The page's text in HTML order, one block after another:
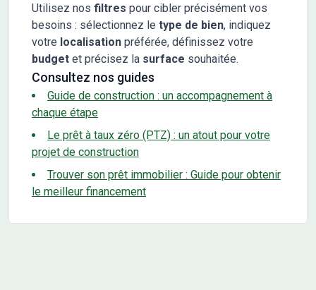
Utilisez nos filtres pour cibler précisément vos
besoins : sélectionnez le type de bien, indiquez
votre localisation préférée, définissez votre
budget et précisez la surface souhaitée.
Consultez nos guides
Guide de construction : un accompagnement à
chaque étape
Le prêt à taux zéro (PTZ) : un atout pour votre
projet de construction
Trouver son prêt immobilier : Guide pour obtenir
le meilleur financement